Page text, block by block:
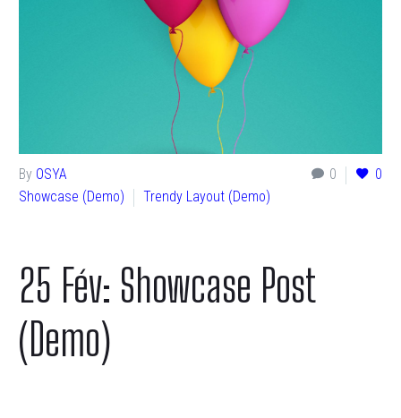
0 0
By OSYA
Showcase (Demo)
Trendy Layout (Demo)
25 Fév: Showcase Post
(Demo)